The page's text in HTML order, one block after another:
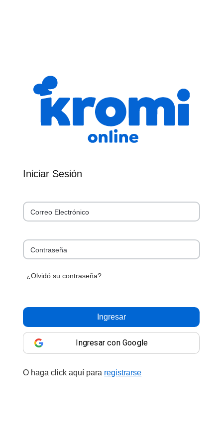
Iniciar Sesión
Correo Electrónico
Contraseña
¿Olvidó su contraseña?
Ingresar
Ingresar con Google
O haga click aquí para registrarse